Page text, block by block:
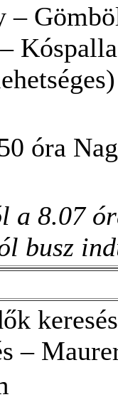
–
óra
a 8.07
busz
–